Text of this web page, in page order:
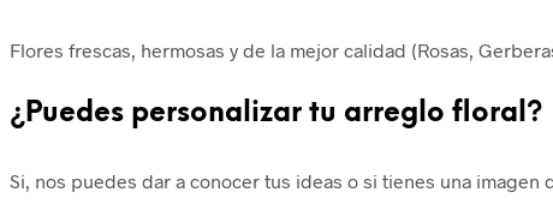
Flores frescas, hermosas y de la mejor calidad (Rosas,
¿Puedes personalizar tu arreglo floral?
Si, nos puedes dar a conocer tus ideas o si tienes una